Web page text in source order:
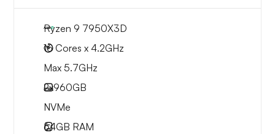
Ryzen 9 7950X3D
16 Cores x 4.2GHz
Max 5.7GHz
2x960GB
NVMe
64GB RAM